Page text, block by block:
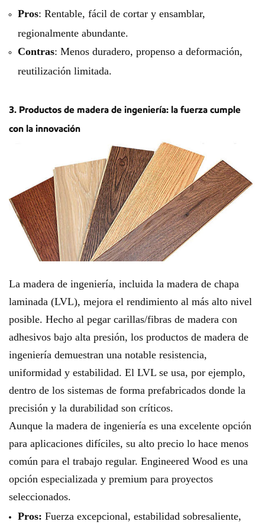
Pros: Rentable, fácil de cortar y ensamblar,
regionalmente abundante.
Contras: Menos duradero, propenso a deformación,
reutilización limitada.
3. Productos de madera de ingeniería: la fuerza cumple
con la innovación
La madera de ingeniería, incluida la madera de chapa
laminada (LVL), mejora el rendimiento al más alto nivel
posible. Hecho al pegar carillas/fibras de madera con
adhesivos bajo alta presión, los productos de madera de
ingeniería demuestran una notable resistencia,
uniformidad y estabilidad. El LVL se usa, por ejemplo,
dentro de los sistemas de forma prefabricados donde la
precisión y la durabilidad son críticos.
Aunque la madera de ingeniería es una excelente opción
para aplicaciones difíciles, su alto precio lo hace menos
común para el trabajo regular. Engineered Wood es una
opción especializada y premium para proyectos
seleccionados.
Pros: Fuerza excepcional, estabilidad sobresaliente,